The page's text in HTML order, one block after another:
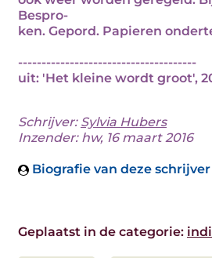
Bespro-
ken. Gepord. Papieren
--------------------------------------
uit: 'Het kleine wordt groot',
Schrijver: Sylvia Hubers
Inzender: hw, 16 maart 2016
Biografie van deze schrijver
Geplaatst in de categorie: